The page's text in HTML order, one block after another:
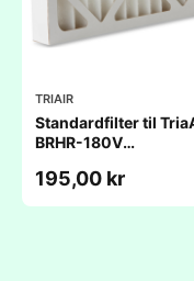
TRIAIR
Standardfilter til
BRHR-180V
195,00 kr